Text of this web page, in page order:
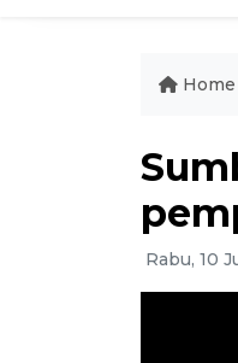
Home
Rabu, 10